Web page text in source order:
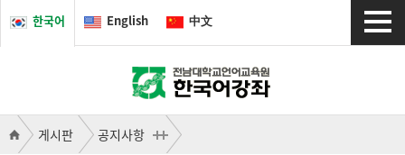
한국어 English 中文
게시판 공지사항